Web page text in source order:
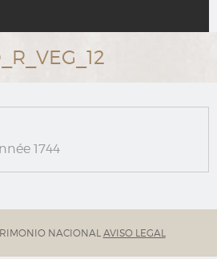
1744
NACIONAL AVISO LEGAL